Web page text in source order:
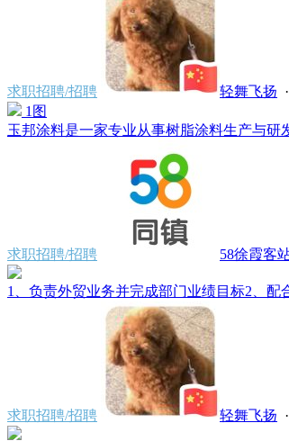
求职招聘/招聘 轻舞飞扬
1图
玉邦涂料是一家专业从事树脂涂料生产与研
求职招聘/招聘 58徐霞客
1、负责外贸业务并完成部门业绩目标2、
求职招聘/招聘 轻舞飞扬